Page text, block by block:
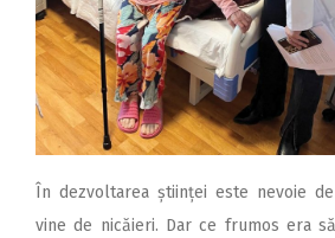
În dezvoltarea științei este nevoie
vine de nicăieri. Dar ce frumos era